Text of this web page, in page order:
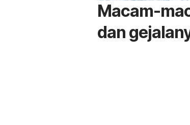
Macam-
dan